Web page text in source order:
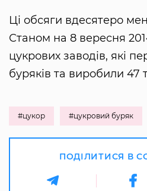
Ці обсяги вдесятеро
Станом на 8 вересня
цукрових заводів, які
буряків та виробили 47
#цукор #цукровий буряк
ПОДІЛИТИСЯ В